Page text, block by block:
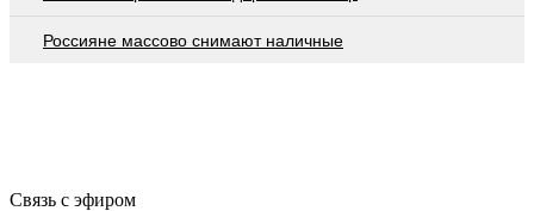
Россияне массово снимают наличные
Связь с эфиром